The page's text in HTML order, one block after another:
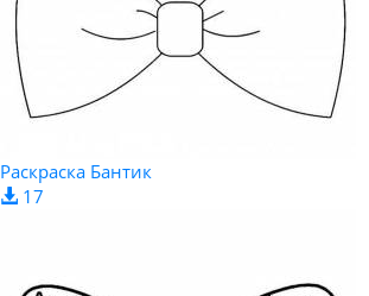
Раскраска Бантик
17